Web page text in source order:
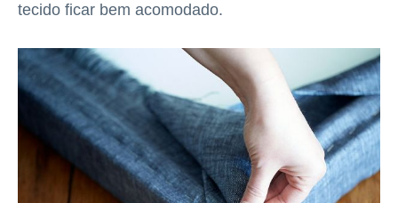
tecido ficar bem acomodado.